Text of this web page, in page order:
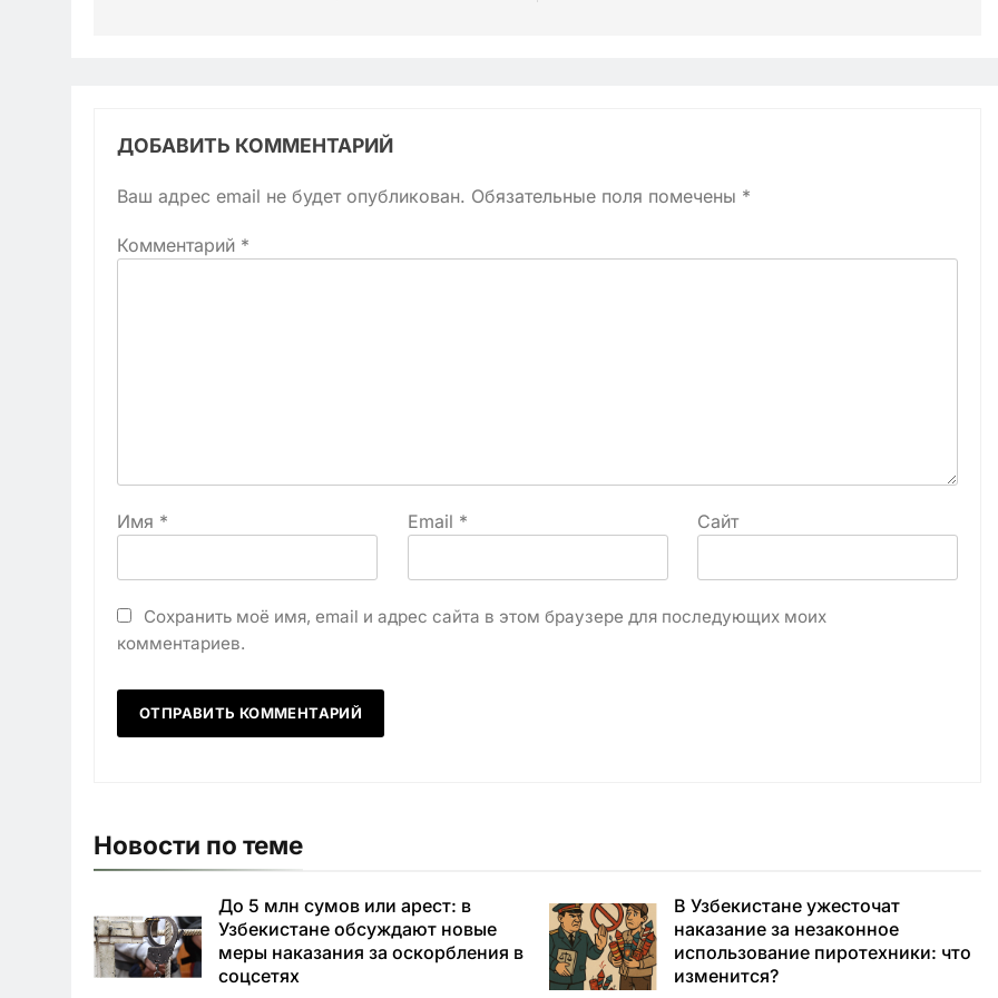
ДОБАВИТЬ КОММЕНТАРИЙ
Ваш адрес email не будет опубликован. Обязательные поля помечены *
Комментарий *
Имя * Email * Сайт
Сохранить моё имя, email и адрес сайта в этом браузере для последующих моих
комментариев.
Новости по теме
До 5 млн сумов или арест: в
Узбекистане обсуждают новые
меры наказания за оскорбления в
соцсетях
В Узбекистане ужесточат
наказание за незаконное
использование пиротехники: что
изменится?